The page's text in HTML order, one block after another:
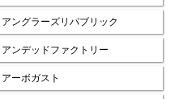
アングラーズリパブリック
アンデッドファクトリー
アーボガスト